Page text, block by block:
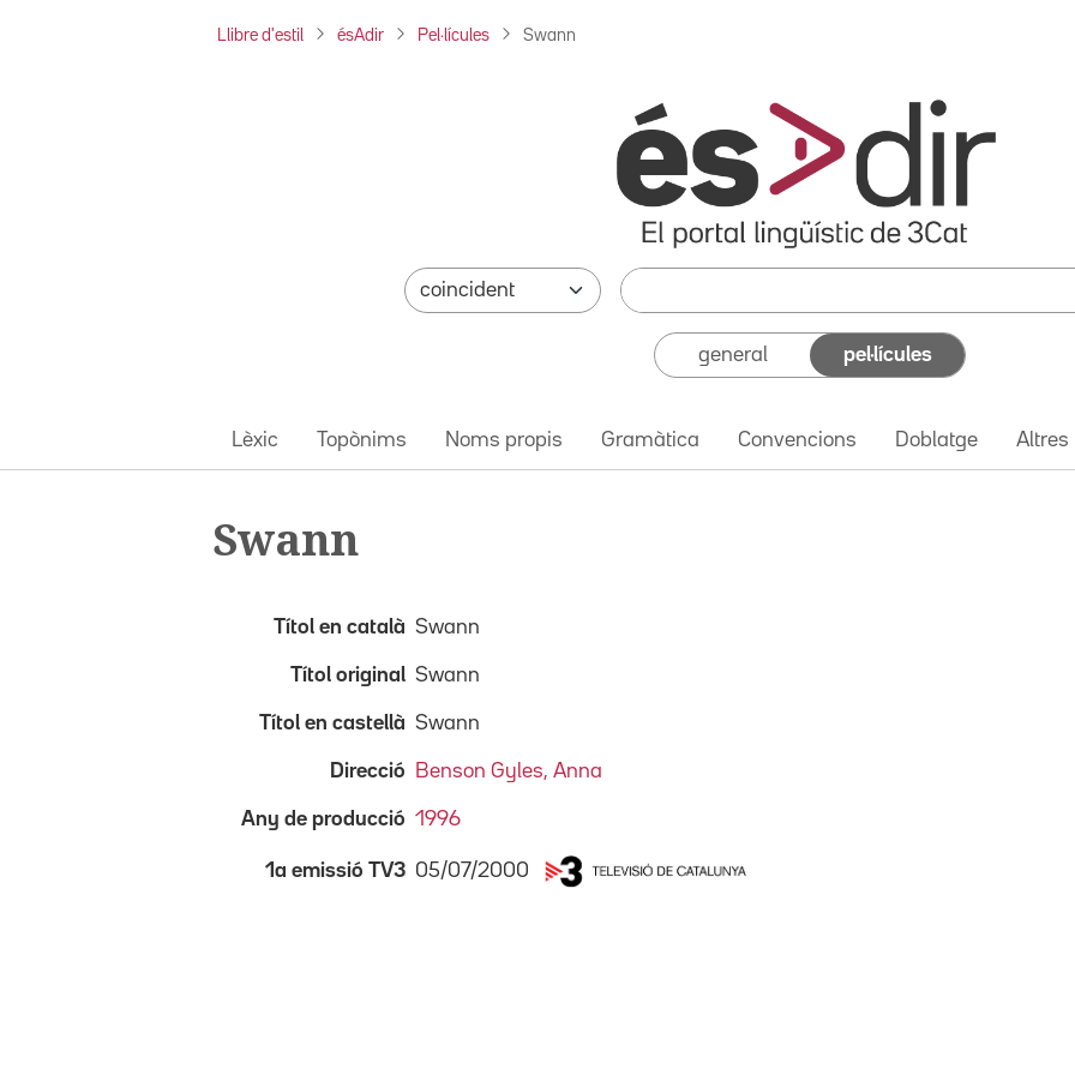
Llibre d'estil ésAdir Pel·lícules Swann
general pel·lícules
Lèxic Topònims Noms propis Gramàtica Convencions Doblatge Altres
Swann
Títol en català Swann
Títol original Swann
Títol en castellà Swann
Direcció Benson Gyles, Anna
Any de producció 1996
1a emissió TV3 05/07/2000